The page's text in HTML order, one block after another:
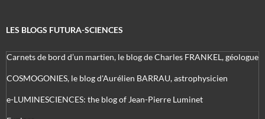
LES BLOGS FUTURA-SCIENCES
Carnets de bord d’un martien, le blog de Charles FRANKEL, géologue
COSMOGONIES, le blog d'Aurélien BARRAU, astrophysicien
e-LUMINESCIENCES: the blog of Jean-Pierre Luminet